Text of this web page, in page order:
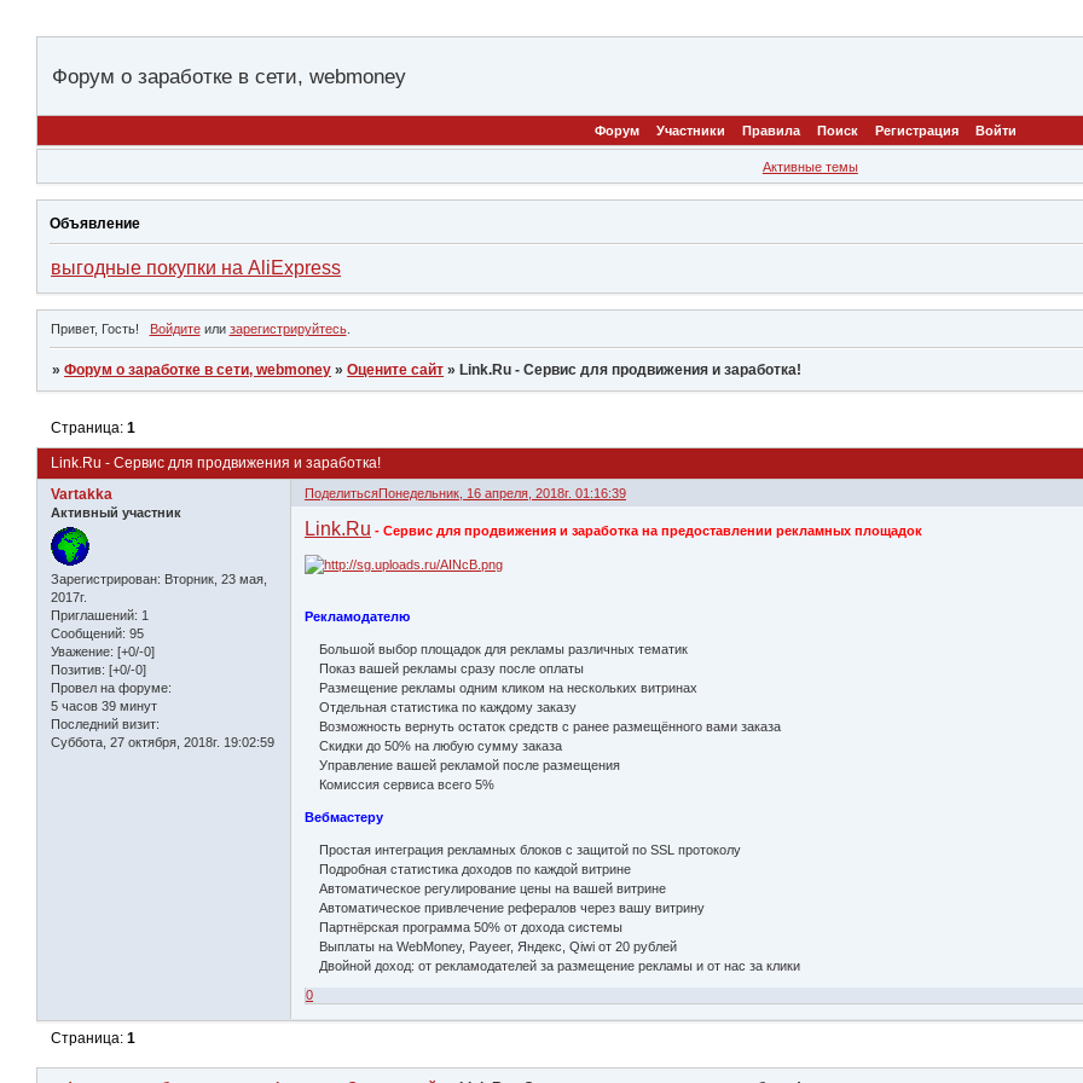
Форум о заработке в сети, webmoney
Форум Участники Правила Поиск Регистрация Войти
Активные темы
Объявление
выгодные покупки на AliExpress
Привет, Гость! Войдитеили зарегистрируйтесь.
»Форум о заработке в сети, webmoney »Оцените сайт » Link.Ru - Cервис для продвижения и заработка!
Link.Ru - Cервис для продвижения и заработка!
Страница:1
ПоделитьсяПонедельник, 16 апреля, 2018г. 01:16:39
Vartakka
Активный участник
Зарегистрирован: Вторник, 23 мая,
2017г.
Приглашений: 1
Сообщений: 95
Уважение: [+0/-0]
Позитив: [+0/-0]
Провел на форуме:
5 часов 39 минут
Последний визит:
Суббота, 27 октября, 2018г. 19:02:59
Link.Ru - Cервис для продвижения и заработка на предоставлении рекламных площадок
Рекламодателю
Большой выбор площадок для рекламы различных тематик
Показ вашей рекламы сразу после оплаты
Размещение рекламы одним кликом на нескольких витринах
Отдельная статистика по каждому заказу
Возможность вернуть остаток средств с ранее размещённого вами заказа
Скидки до 50% на любую сумму заказа
Управление вашей рекламой после размещения
Комиссия сервиса всего 5%
Вебмастеру
Простая интеграция рекламных блоков с защитой по SSL протоколу
Подробная статистика доходов по каждой витрине
Автоматическое регулирование цены на вашей витрине
Автоматическое привлечение рефералов через вашу витрину
Партнёрская программа 50% от дохода системы
Выплаты на WebMoney, Payeer, Яндекс, Qiwi от 20 рублей
Двойной доход: от рекламодателей за размещение рекламы и от нас за клики
0
Страница:1